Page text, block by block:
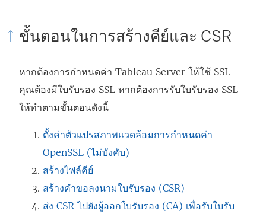
ขั้นตอนในการสร้างคีย์และ CSR
หากต้องการกำหนดค่า Tableau Server ให้ใช้ SSL
คุณต้องมีใบรับรอง SSL หากต้องการรับใบรับรอง SSL
ให้ทำตามขั้นตอนดังนี้
ตั้งค่าตัวแปรสภาพแวดล้อมการกำหนดค่า
OpenSSL (ไม่บังคับ)
สร้างไฟล์คีย์
สร้างคำขอลงนามใบรับรอง (CSR)
ส่ง CSR ไปยังผู้ออกใบรับรอง (CA) เพื่อรับใบรับ